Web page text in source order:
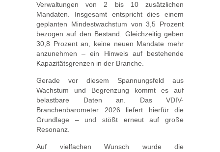
Verwaltungen von 2 bis 10 zusätzlichen
Mandaten. Insgesamt entspricht dies einem
geplanten Mindestwachstum von 3,5 Prozent
bezogen auf den Bestand. Gleichzeitig geben
30,8 Prozent an, keine neuen Mandate mehr
anzunehmen – ein Hinweis auf bestehende
Kapazitätsgrenzen in der Branche.
Gerade vor diesem Spannungsfeld aus
Wachstum und Begrenzung kommt es auf
belastbare Daten an. Das VDIV-
Branchenbarometer 2026 liefert hierfür die
Grundlage – und stößt erneut auf große
Resonanz.
Auf vielfachen Wunsch wurde die